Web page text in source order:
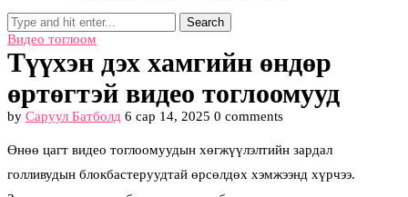
Search
Видео тоглоом
Түүхэн дэх хамгийн өндөр
өртөгтэй видео тоглоомууд
by Саруул Батболд 6 сар 14, 2025 0 comments
Өнөө цагт видео тоглоомуудын хөгжүүлэлтийн зардал
голливудын блокбастеруудтай өрсөлдөх хэмжээнд хүрчээ.